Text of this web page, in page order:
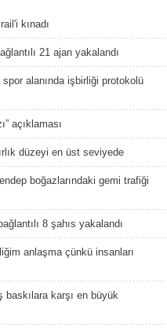
kınadı
21 ajan yakalandı
alanında işbirliği protokolü
açıklaması
düzeyi en üst seviyede
boğazlarındaki gemi trafiği
8 şahıs yakalandı
anlaşma çünkü insanları
karşı en büyük